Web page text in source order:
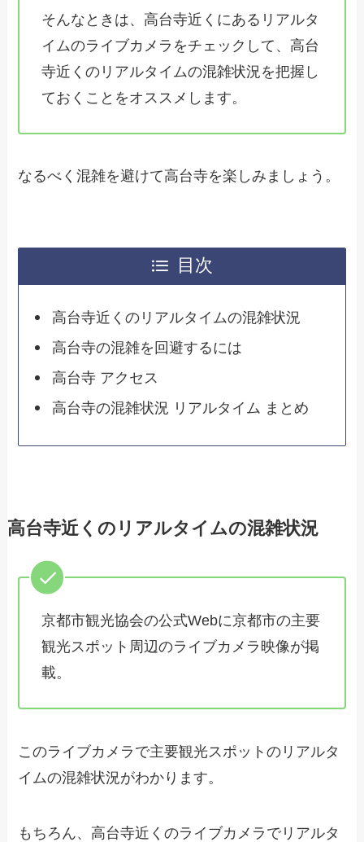
そんなときは、高台寺近くにあるリアルタ
イムのライブカメラをチェックして、高台
寺近くのリアルタイムの混雑状況を把握し
ておくことをオススメします。
なるべく混雑を避けて高台寺を楽しみましょう。
目次
高台寺近くのリアルタイムの混雑状況
高台寺の混雑を回避するには
高台寺 アクセス
高台寺の混雑状況 リアルタイム まとめ
高台寺近くのリアルタイムの混雑状況
京都市観光協会の公式Webに京都市の主要
観光スポット周辺のライブカメラ映像が掲
載。
このライブカメラで主要観光スポットのリアルタ
イムの混雑状況がわかります。
もちろん、高台寺近くのライブカメラでリアルタ